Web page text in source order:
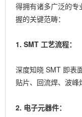
得拥有诸多广泛的专
握的关键范畴：
1. SMT 工艺流程：
深度知晓 SMT 即表
贴片、回流焊、波峰
2. 电子元器件：